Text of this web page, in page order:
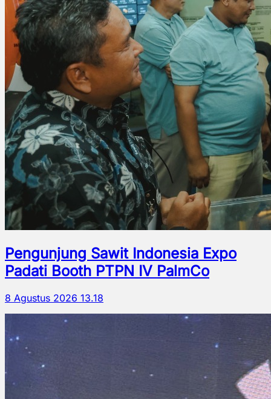
Pengunjung Sawit Indonesia Expo
Padati Booth PTPN IV PalmCo
8 Agustus 2026 13.18